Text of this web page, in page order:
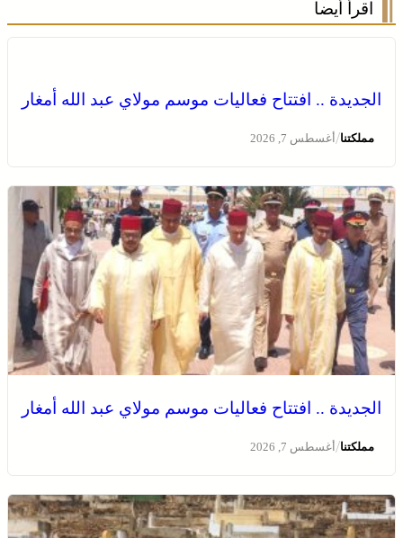
اقرأ أيضا
الجديدة .. افتتاح فعاليات موسم مولاي عبد الله أمغار
مملكتنا/أغسطس 7, 2026
الجديدة .. افتتاح فعاليات موسم مولاي عبد الله أمغار
مملكتنا/أغسطس 7, 2026
وادي زم .. مبادرة تطوعية لشباب المدينة تعيد الاعتبار لمقبرة
الشهداء بعد الحريق
الجديدة .. افتتاح فعاليات موسم مولاي عبد الله أمغار